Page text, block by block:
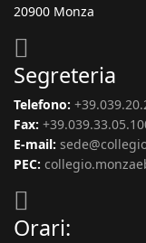
20900 Monza
Segreteria
Telefono:
Fax:
E-mail:
PEC:
Orari: